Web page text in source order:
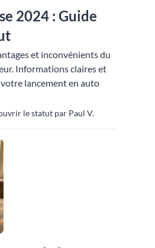
2024 : Guide
et inconvénients du
Informations claires et
lancement en auto
le statut par Paul V.